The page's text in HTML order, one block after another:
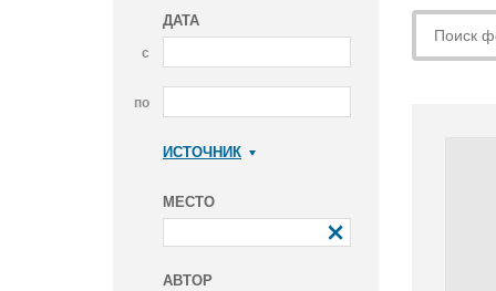
ДАТА
с
по
ИСТОЧНИК
МЕСТО
АВТОР